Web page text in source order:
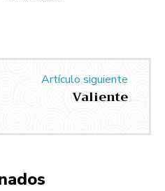
Artículo siguiente
Valiente